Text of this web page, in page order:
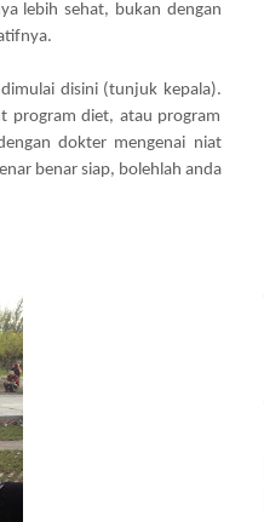
lebih sehat, bukan dengan
disini (tunjuk kepala).
program diet, atau program
dokter mengenai niat
benar siap, bolehlah anda